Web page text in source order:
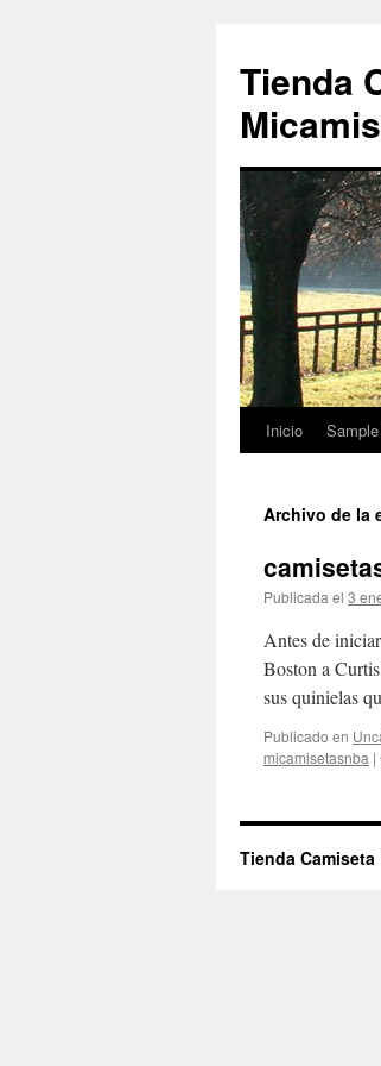
Tienda
Saltar
contenido
Inicio
Archivo de la
Publicada el 3
Antes de
Boston a
sus quinielas
Publicado en
micamisetasnba |
Tienda